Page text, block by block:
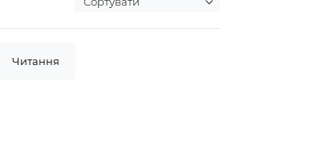
Читання